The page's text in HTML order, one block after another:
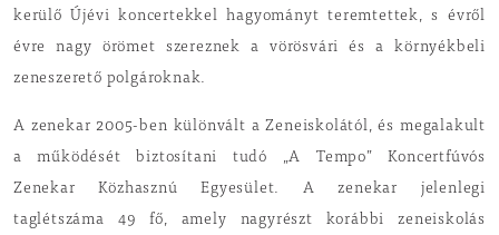
kerülő Újévi koncertekkel hagyományt teremtettek, s évről
évre nagy örömet szereznek a vörösvári és a környékbeli
zeneszerető polgároknak.
A zenekar 2005-ben különvált a Zeneiskolától, és megalakult
a működését biztosítani tudó „A Tempo” Koncertfúvós
Zenekar Közhasznú Egyesület. A zenekar jelenlegi
taglétszáma 49 fő, amely nagyrészt korábbi zeneiskolás